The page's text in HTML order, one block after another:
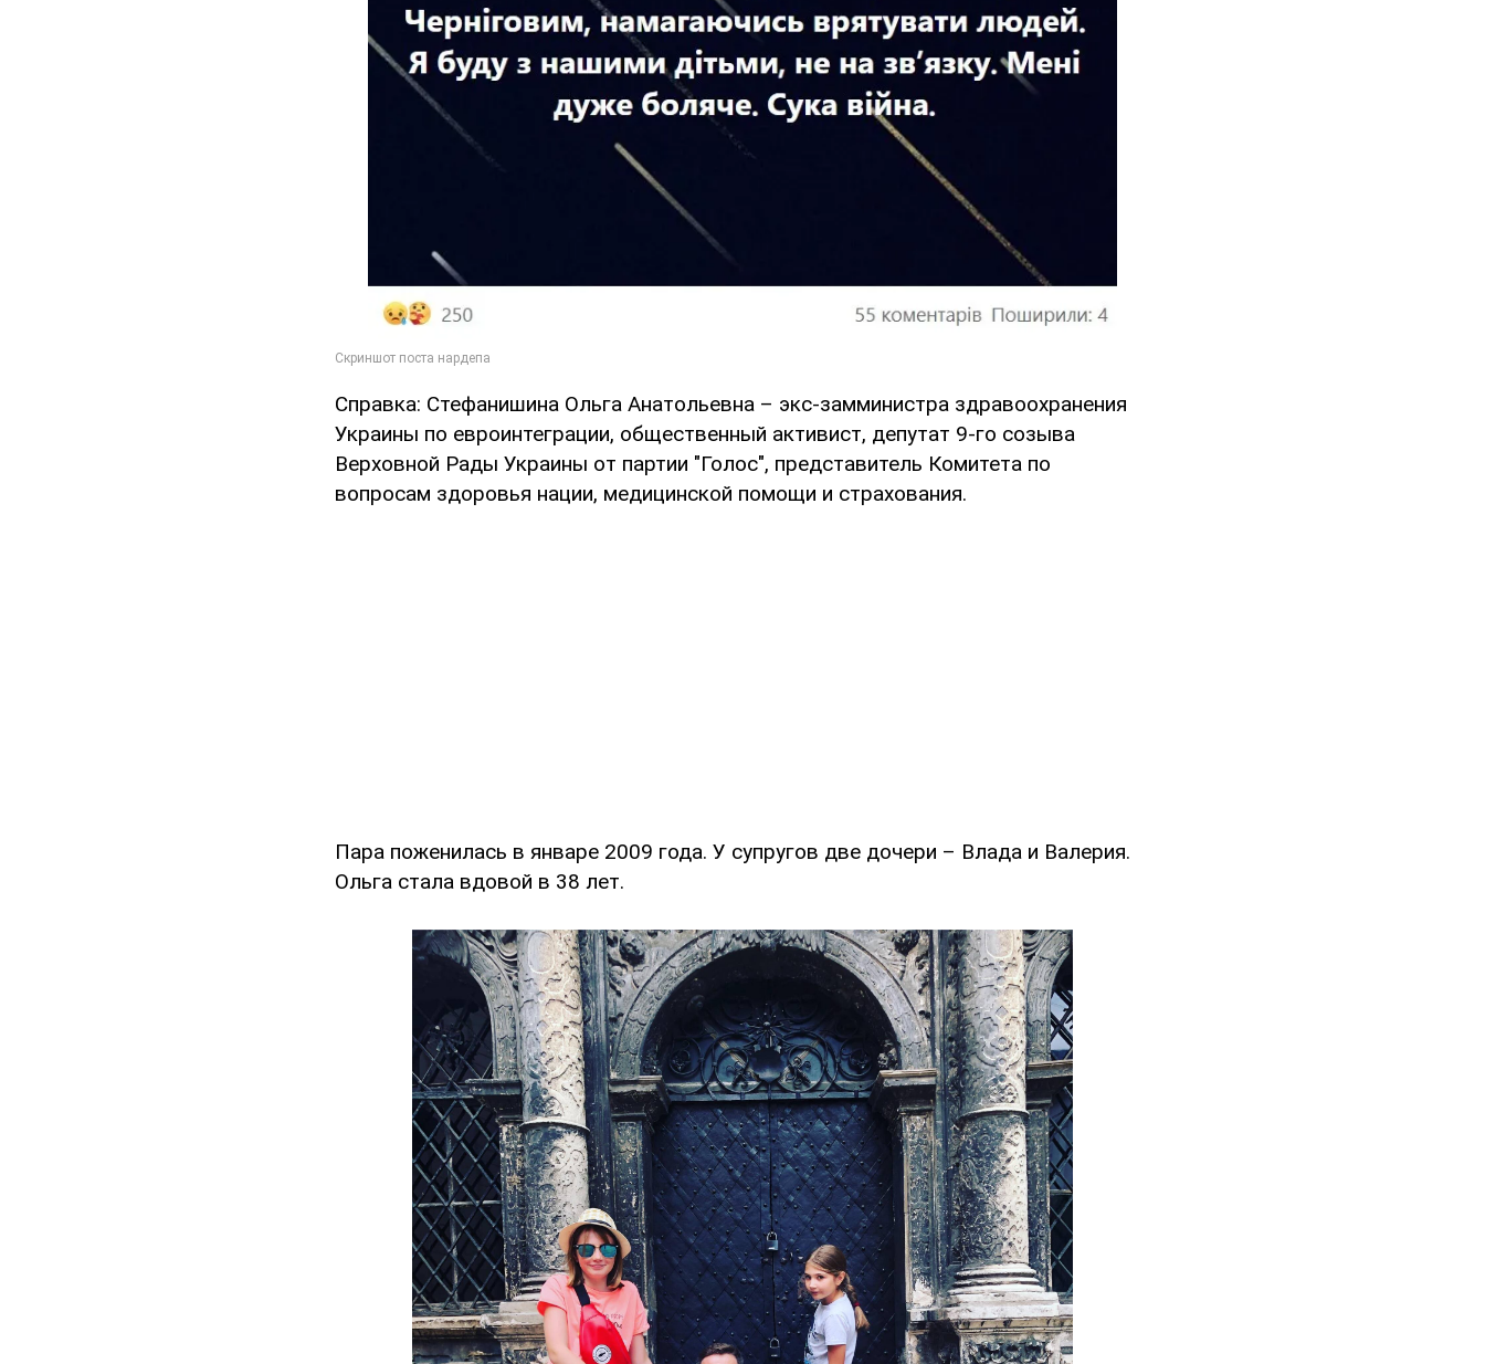
Справка: Стефанишина Ольга Анатольевна – экс-замминистра здравоохранения
Украины по евроинтеграции, общественный активист, депутат 9-го созыва
Верховной Рады Украины от партии "Голос", представитель Комитета по
вопросам здоровья нации, медицинской помощи и страхования.
Пара поженилась в январе 2009 года. У супругов две дочери – Влада и Валерия.
Ольга стала вдовой в 38 лет.